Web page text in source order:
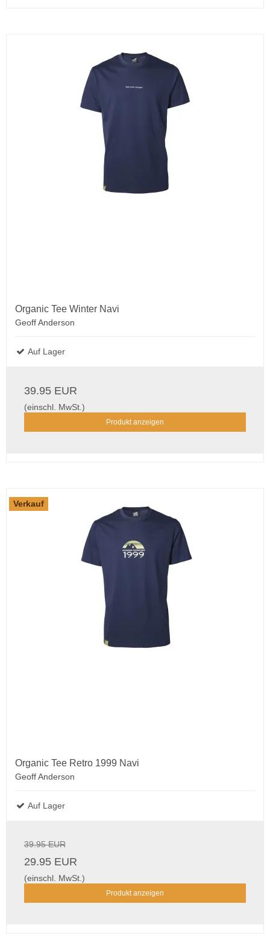
Organic Tee Winter Navi
Geoff Anderson
Auf Lager
39.95 EUR
(einschl. MwSt.)
Produkt anzeigen
Verkauf
Organic Tee Retro 1999 Navi
Geoff Anderson
Auf Lager
39.95 EUR
29.95 EUR
(einschl. MwSt.)
Produkt anzeigen